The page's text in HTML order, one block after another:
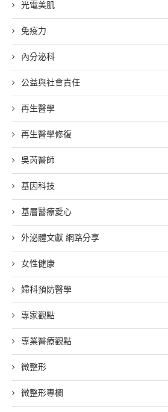
光電美肌
免疫力
內分泌科
公益與社會責任
再生醫學
再生醫學修復
吳芮醫師
基因科技
基層醫療愛心
外泌體文獻 網路分享
女性健康
婦科預防醫學
專家觀點
專業醫療觀點
微整形
微整形專欄